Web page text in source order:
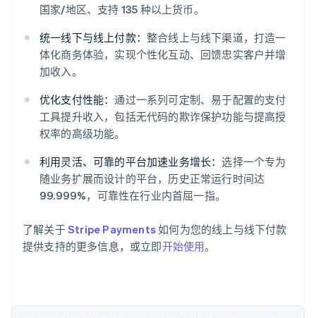
国家/地区、支持 135 种以上货币。
统一线下与线上付款： 整合线上与线下渠道，打造一
体化商务体验，实现个性化互动、回馈忠实客户并增
加收入。
优化支付性能：通过一系列可定制、易于配置的支付
工具提升收入，包括无代码的欺诈保护功能与提高授
权率的高级功能。
利用灵活、可靠的平台加速业务增长：选择一个专为
随业务扩展而设计的平台，历史正常运行时间达
99.999%，可靠性在行业内首屈一指。
了解关于Stripe Payments如何为您的线上与线下付款
提供支持的更多信息，或立即开始使用。
阿联酋
English
爱尔兰
爱沙尼亚
English
奥地利
Deutsch English
English
巴西
比利时